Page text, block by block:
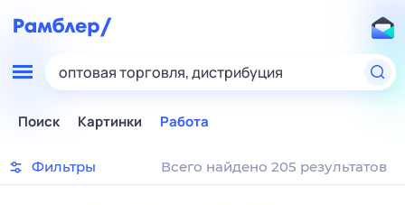
оптовая торговля, дистрибуция
Поиск Картинки Работа
Фильтры Всего найдено 205 результатов